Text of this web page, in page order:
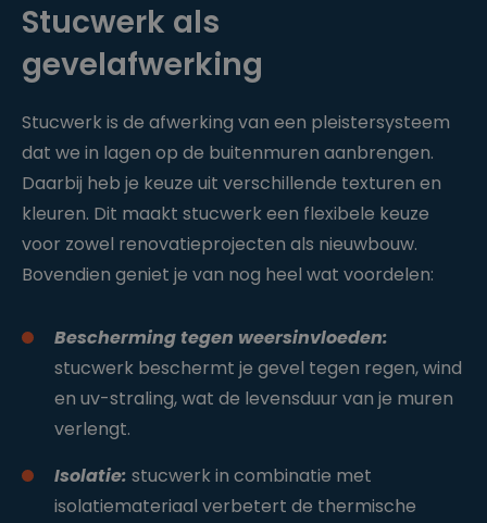
Stucwerk als
gevelafwerking
Stucwerk is de afwerking van een pleistersysteem
dat we in lagen op de buitenmuren aanbrengen.
Daarbij heb je keuze uit verschillende texturen en
kleuren. Dit maakt stucwerk een flexibele keuze
voor zowel renovatieprojecten als nieuwbouw.
Bovendien geniet je van nog heel wat voordelen:
Bescherming tegen weersinvloeden:
stucwerk beschermt je gevel tegen regen, wind
en uv-straling, wat de levensduur van je muren
verlengt.
Isolatie: stucwerk in combinatie met
isolatiemateriaal verbetert de thermische